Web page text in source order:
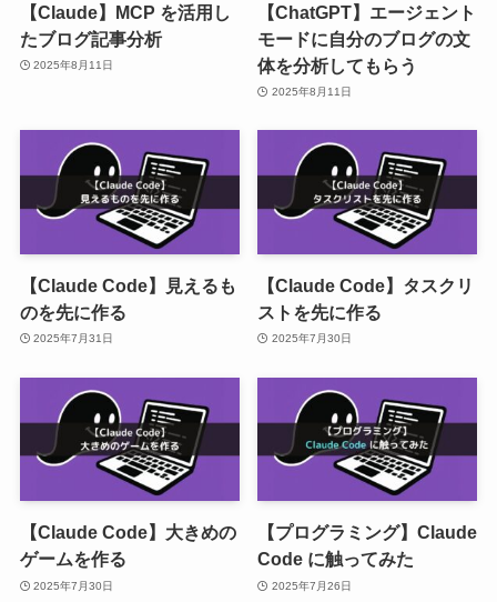
【Claude】MCP を活用し
たブログ記事分析
2025年8月11日
【ChatGPT】エージェント
モードに自分のブログの文
体を分析してもらう
2025年8月11日
【Claude Code】見えるも
のを先に作る
2025年7月31日
【Claude Code】タスクリ
ストを先に作る
2025年7月30日
【Claude Code】大きめの
ゲームを作る
2025年7月30日
【プログラミング】Claude
Code に触ってみた
2025年7月26日